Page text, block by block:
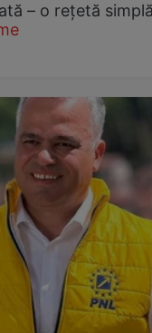
– o rețetă